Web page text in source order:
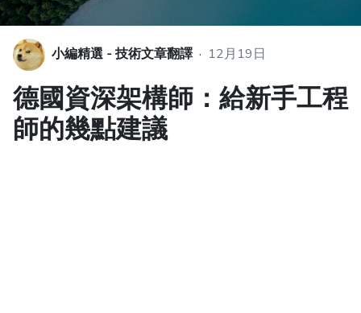
小編精選 - 技術文章翻譯 · 12月19日
德國資深架構師：給新手工程
師的幾點建議